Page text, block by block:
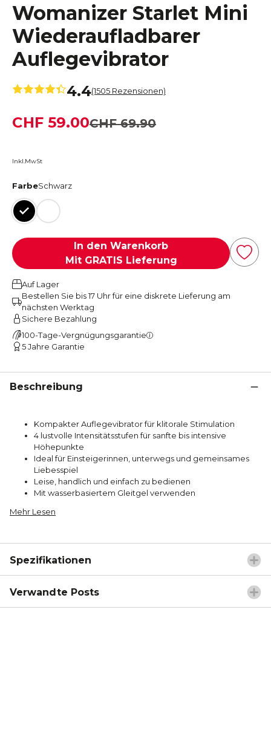
Womanizer Starlet Mini
Wiederaufladbarer
Auflegevibrator
4.4(1505 Rezensionen)
CHF 69.90
CHF 59.00
Inkl.MwSt
FarbeSchwarz
SchwarzWeiss
In den Warenkorb
Mit GRATIS Lieferung
Auf Lager
Bestellen Sie bis 17 Uhr für eine diskrete Lieferung am
nächsten Werktag
Sichere Bezahlung
100-Tage-Vergnügungsgarantie
5 Jahre Garantie
Beschreibung
Kompakter Auflegevibrator für klitorale Stimulation
4 lustvolle Intensitätsstufen für sanfte bis intensive
Höhepunkte
Ideal für Einsteigerinnen, unterwegs und gemeinsames
Liebesspiel
Leise, handlich und einfach zu bedienen
Mit wasserbasiertem Gleitgel verwenden
Mehr Lesen
Spezifikationen
Verwandte Posts